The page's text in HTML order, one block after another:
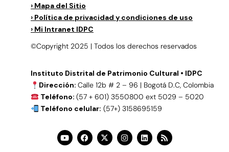
› Mapa del Sitio
› Política de privacidad y condiciones de uso
› Mi Intranet IDPC
©Copyright 2025 | Todos los derechos reservados
Instituto Distrital de Patrimonio Cultural • IDPC
Dirección: Calle 12b # 2 – 96 | Bogotá D.C, Colombia
Teléfono: (57 + 601) 3550800 ext 5029 – 5020
Teléfono celular: (57+) 3158695159